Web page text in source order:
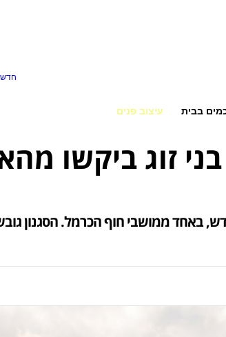
בבית עיצוב פנים
זוג ביקשו
ממושבי חוף הכרמל. הסגנון